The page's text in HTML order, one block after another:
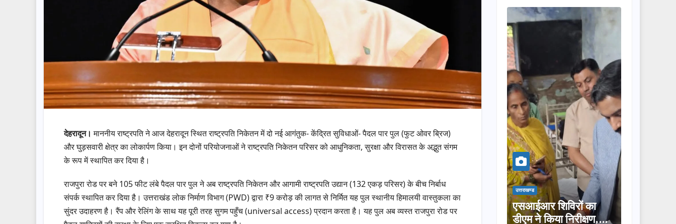
देहरादून।माननीय राष्ट्रपति ने आज देहरादून स्थित राष्ट्रपति निकेतन में दो नई आगंतुक- केंद्रित सुविधाओं- पैदल पार पुल (फुट ओवर ब्रिज)
और घुड़सवारी क्षेत्र का लोकार्पण किया। इन दोनों परियोजनाओं ने राष्ट्रपति निकेतन परिसर को आधुनिकता, सुरक्षा और विरासत के अद्भुत संगम
के रूप में स्थापित कर दिया है।
राजपुरा रोड पर बने 105 फीट लंबे पैदल पार पुल ने अब राष्ट्रपति निकेतन और आगामी राष्ट्रपति उद्यान (132 एकड़ परिसर) के बीच निर्बाध
संपर्क स्थापित कर दिया है। उत्तराखंड लोक निर्माण विभाग (PWD) द्वारा ₹9 करोड़ की लागत से निर्मित यह पुल स्थानीय हिमालयी वास्तुकला का
सुंदर उदाहरण है। रैंप और रेलिंग के साथ यह पूरी तरह सुगम पहुँच (universal access) प्रदान करता है। यह पुल अब व्यस्त राजपुरा रोड पर
दिल्ली-देहरादून कॉरिडोर
से जुड़ी 12 किमी
एसआईआर शिविरों का
डीएम ने किया निरीक्षण,
उत्तराखण्ड
तीलू रौतेली
लिए 13 महिलाओं